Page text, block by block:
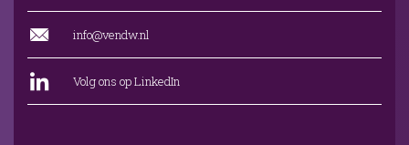
info@vendw.nl
Volg ons op LinkedIn